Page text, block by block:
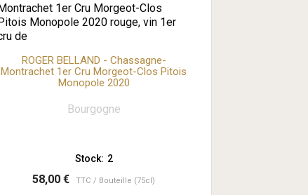
ROGER BELLAND - Chassagne-
Montrachet 1er Cru Morgeot-Clos Pitois
Monopole 2020
Bourgogne
Stock: 2
58,00 € TTC Bouteille (75cl)